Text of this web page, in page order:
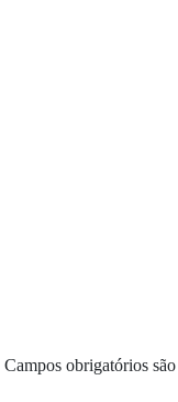
Campos obrigatórios são